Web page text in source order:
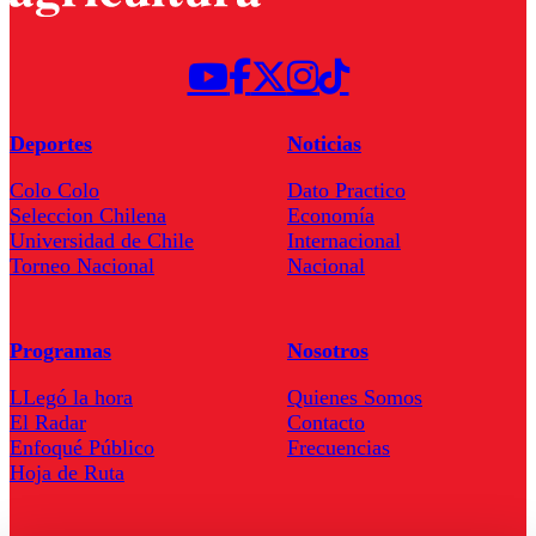
Deportes
Colo Colo
Seleccion Chilena
Universidad de Chile
Torneo Nacional
Noticias
Dato Practico
Economía
Internacional
Nacional
Programas
LLegó la hora
El Radar
Enfoqué Público
Hoja de Ruta
Nosotros
Quienes Somos
Contacto
Frecuencias